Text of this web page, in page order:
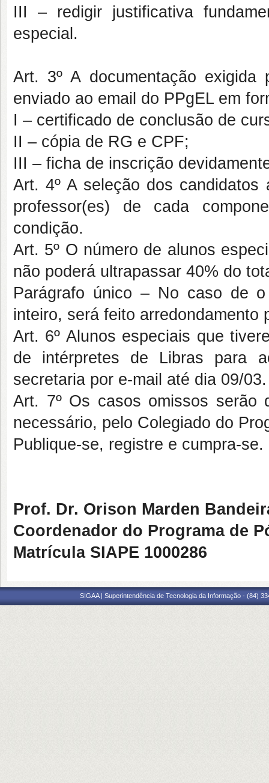
III – redigir justificativa
especial.
Art. 3º A documentação
enviado ao email do PPgEL em
I – certificado de conclusão de
II – cópia de RG e CPF;
III – ficha de inscrição
Art. 4º A seleção dos
professor(es) de cada
condição.
Art. 5º O número de alunos
não poderá ultrapassar 40% do
Parágrafo único – No caso de
inteiro, será feito arredondamento
Art. 6º Alunos especiais que
de intérpretes de Libras para
secretaria por e-mail até dia 09/03.
Art. 7º Os casos omissos serão
necessário, pelo Colegiado do
Publique-se, registre e cumpra-se.
Prof. Dr. Orison Marden
Coordenador do Programa de
Matrícula SIAPE 1000286
SIGAA | Superintendência de Tecnologia da Informação - (84)